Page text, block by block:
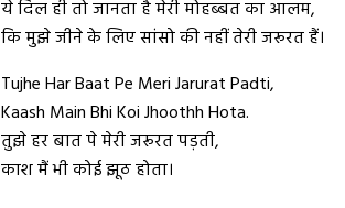
ये दिल ही तो जानता है मेरी मोहब्बत का आलम,
कि मुझे जीने के लिए सांसो की नहीं तेरी जरूरत हैं।
Tujhe Har Baat Pe Meri Jarurat Padti,
Kaash Main Bhi Koi Jhoothh Hota.
तुझे हर बात पे मेरी जरूरत पड़ती,
काश मैं भी कोई झूठ होता।